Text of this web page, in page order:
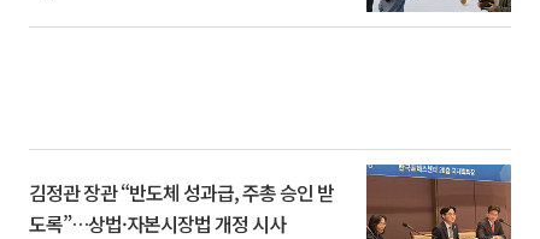
김정관 장관 “반도체 성과급, 주총 승인 받
도록”…상법·자본시장법 개정 시사